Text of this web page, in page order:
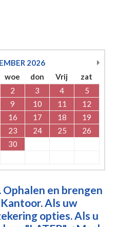
2026
woe don Vrij
zat
2 3 4
5
9 10 11
12
16 17 18
19
23 24 25
26
30
en brengen
Als uw
opties. Als u